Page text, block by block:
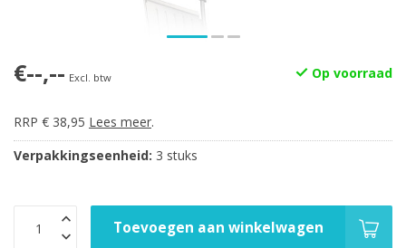
€--,-- Excl. btw Op voorraad
RRP € 38,95 Lees meer.
Verpakkingseenheid: 3 stuks
Toevoegen aan winkelwagen